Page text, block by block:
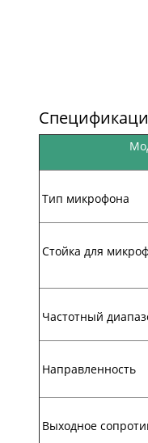
Тип микрофона
Стойка для
Частотный
Направленность
Выходное